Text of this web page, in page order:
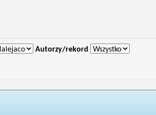
Autorzy/rekord